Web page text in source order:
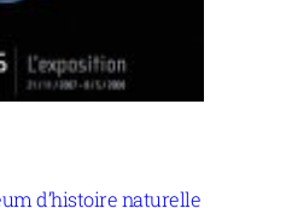
d’histoire naturelle